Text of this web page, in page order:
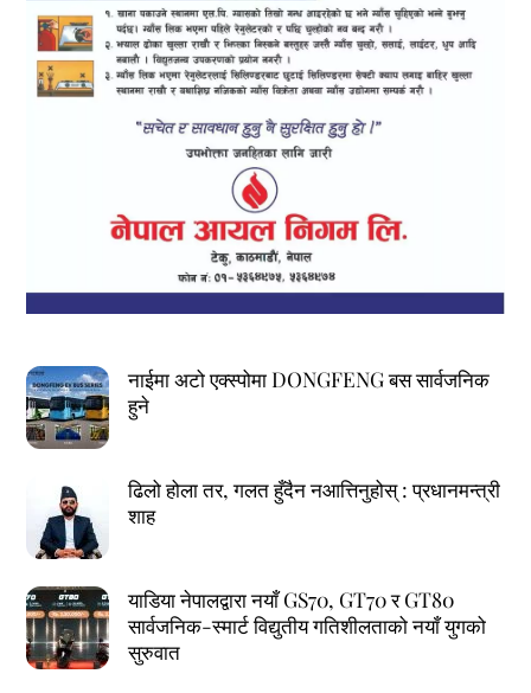
नाईमा अटो एक्स्पोमा DONGFENG बस सार्वजनिक
हुने
ढिलो होला तर, गलत हुँदैन नआत्तिनुहोस् : प्रधानमन्त्री
शाह
याडिया नेपालद्वारा नयाँ GS70, GT70 र GT80
सार्वजनिक-स्मार्ट विद्युतीय गतिशीलताको नयाँ युगको
सुरुवात